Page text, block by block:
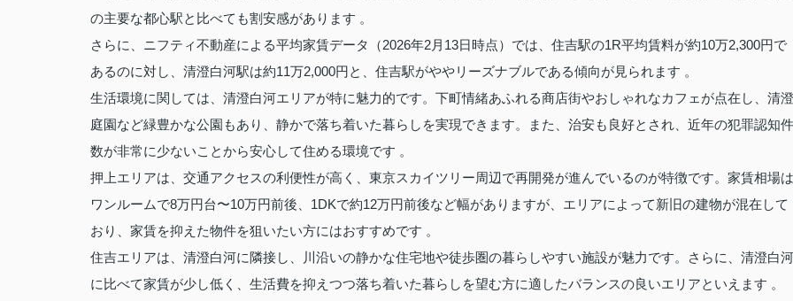
の主要な都心駅と比べても割安感があります 。
さらに、ニフティ不動産による平均家賃データ（2026年2月13日時点）では、住吉駅の1R平均賃料が約10万2,300円で
あるのに対し、清澄白河駅は約11万2,000円と、住吉駅がややリーズナブルである傾向が見られます 。
生活環境に関しては、清澄白河エリアが特に魅力的です。下町情緒あふれる商店街やおしゃれなカフェが点在し、清澄
庭園など緑豊かな公園もあり、静かで落ち着いた暮らしを実現できます。また、治安も良好とされ、近年の犯罪認知件
数が非常に少ないことから安心して住める環境です 。
押上エリアは、交通アクセスの利便性が高く、東京スカイツリー周辺で再開発が進んでいるのが特徴です。家賃相場は
ワンルームで8万円台〜10万円前後、1DKで約12万円前後など幅がありますが、エリアによって新旧の建物が混在して
おり、家賃を抑えた物件を狙いたい方にはおすすめです 。
住吉エリアは、清澄白河に隣接し、川沿いの静かな住宅地や徒歩圏の暮らしやすい施設が魅力です。さらに、清澄白河
に比べて家賃が少し低く、生活費を抑えつつ落ち着いた暮らしを望む方に適したバランスの良いエリアといえます 。